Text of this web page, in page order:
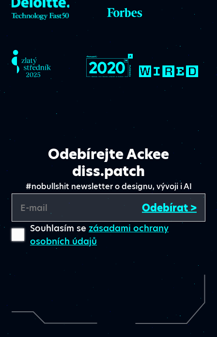
Odebírejte Ackee
diss.patch
#nobullshit newsletter o designu, vývoji i AI
E-mail Odebírat >
Souhlasím se zásadami ochrany
osobních údajů